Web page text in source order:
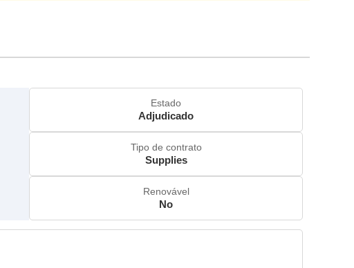
Estado
Adjudicado
Tipo de contrato
Supplies
Renovável
No